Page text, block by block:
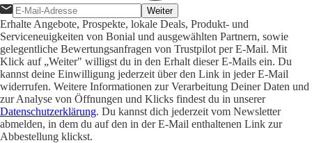
Weiter
Erhalte Angebote, Prospekte, lokale Deals, Produkt- und
Serviceneuigkeiten von Bonial und ausgewählten Partnern, sowie
gelegentliche Bewertungsanfragen von Trustpilot per E-Mail. Mit
Klick auf „Weiter" willigst du in den Erhalt dieser E-Mails ein. Du
kannst deine Einwilligung jederzeit über den Link in jeder E-Mail
widerrufen. Weitere Informationen zur Verarbeitung Deiner Daten und
zur Analyse von Öffnungen und Klicks findest du in unserer
Datenschutzerklärung. Du kannst dich jederzeit vom Newsletter
abmelden, in dem du auf den in der E-Mail enthaltenen Link zur
Abbestellung klickst.